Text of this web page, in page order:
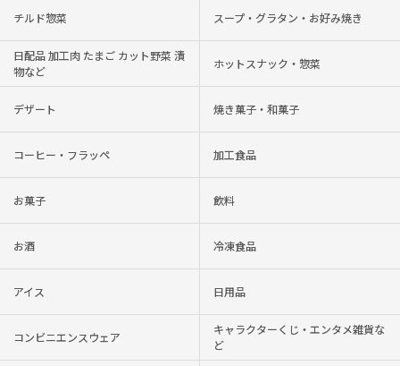
チルド惣菜 スープ・グラタン・お好み焼き
日配品 加工肉 たまご カット野菜 漬
物など
ホットスナック・惣菜
デザート 焼き菓子・和菓子
コーヒー・フラッペ 加工食品
お菓子 飲料
お酒 冷凍食品
アイス 日用品
コンビニエンスウェア
キャラクターくじ・エンタメ雑貨な
ど